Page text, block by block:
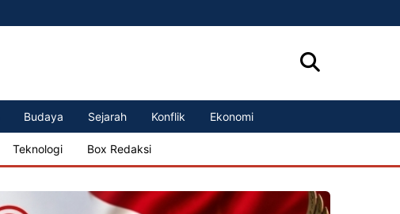
Budaya Sejarah Konflik Ekonomi
Teknologi Box Redaksi